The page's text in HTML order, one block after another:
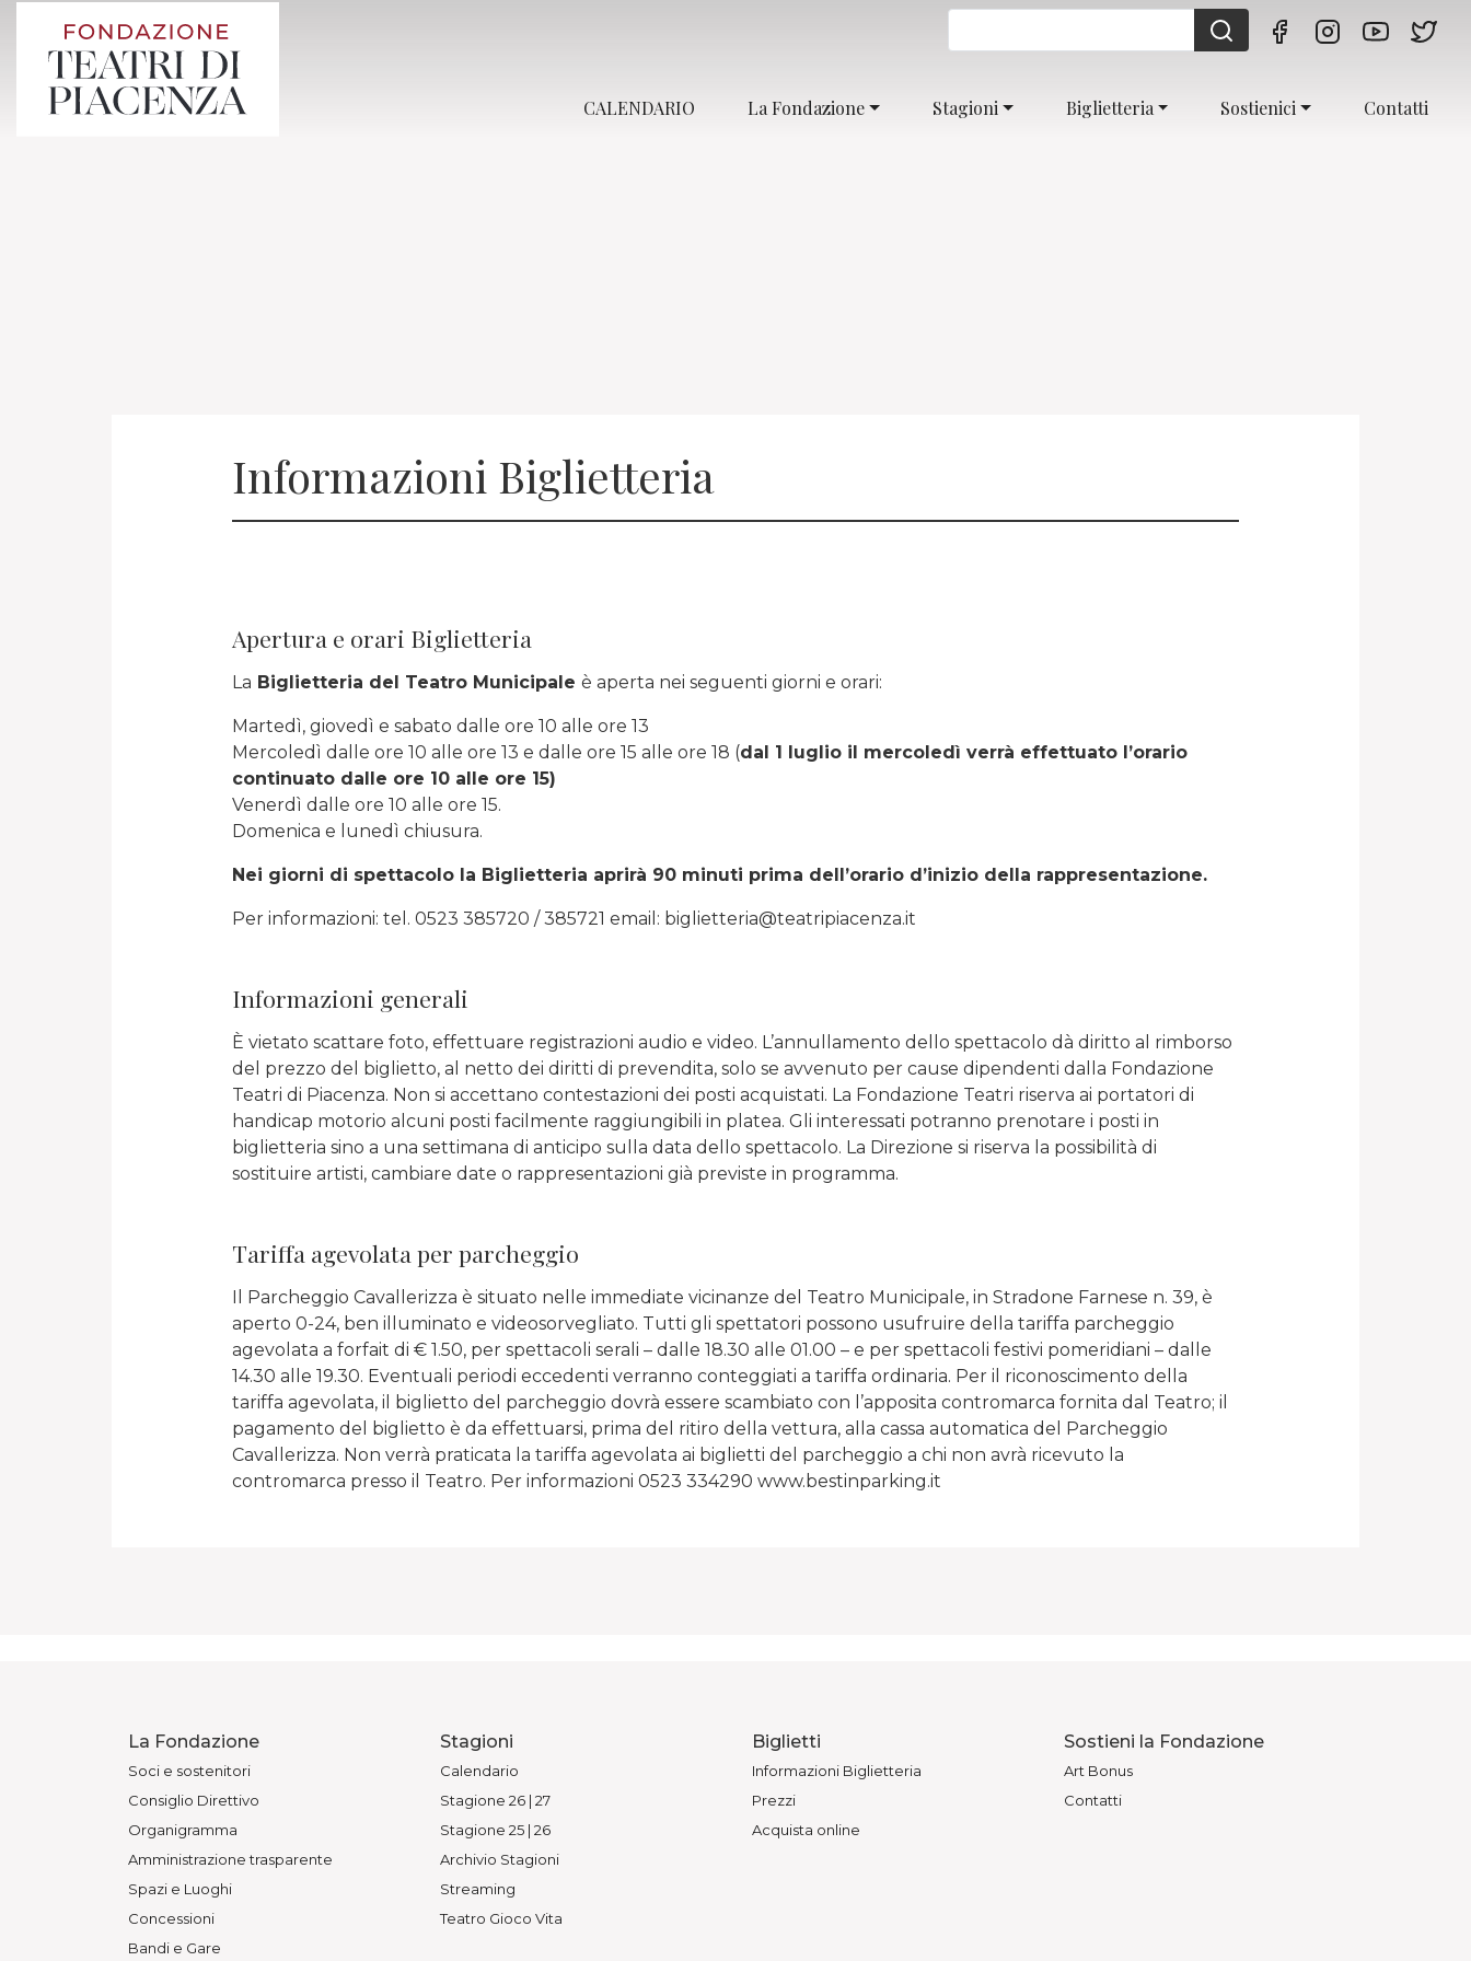
CALENDARIO La Fondazione Stagioni Biglietteria Sostienici Contatti
Informazioni Biglietteria
Apertura e orari Biglietteria
La Biglietteria del Teatro Municipale è aperta nei seguenti giorni e orari:
Martedì, giovedì e sabato dalle ore 10 alle ore 13
Mercoledì dalle ore 10 alle ore 13 e dalle ore 15 alle ore 18 (dal 1 luglio il mercoledì verrà effettuato l’orario
continuato dalle ore 10 alle ore 15)
Venerdì dalle ore 10 alle ore 15.
Domenica e lunedì chiusura.
Nei giorni di spettacolo la Biglietteria aprirà 90 minuti prima dell’orario d’inizio della rappresentazione.
Per informazioni: tel. 0523 385720 / 385721 email: biglietteria@teatripiacenza.it
Informazioni generali
È vietato scattare foto, effettuare registrazioni audio e video. L’annullamento dello spettacolo dà diritto al rimborso
del prezzo del biglietto, al netto dei diritti di prevendita, solo se avvenuto per cause dipendenti dalla Fondazione
Teatri di Piacenza. Non si accettano contestazioni dei posti acquistati. La Fondazione Teatri riserva ai portatori di
handicap motorio alcuni posti facilmente raggiungibili in platea. Gli interessati potranno prenotare i posti in
biglietteria sino a una settimana di anticipo sulla data dello spettacolo. La Direzione si riserva la possibilità di
sostituire artisti, cambiare date o rappresentazioni già previste in programma.
Tariffa agevolata per parcheggio
Il Parcheggio Cavallerizza è situato nelle immediate vicinanze del Teatro Municipale, in Stradone Farnese n. 39, è
aperto 0-24, ben illuminato e videosorvegliato. Tutti gli spettatori possono usufruire della tariffa parcheggio
agevolata a forfait di € 1.50, per spettacoli serali – dalle 18.30 alle 01.00 – e per spettacoli festivi pomeridiani – dalle
14.30 alle 19.30. Eventuali periodi eccedenti verranno conteggiati a tariffa ordinaria. Per il riconoscimento della
tariffa agevolata, il biglietto del parcheggio dovrà essere scambiato con l’apposita contromarca fornita dal Teatro; il
pagamento del biglietto è da effettuarsi, prima del ritiro della vettura, alla cassa automatica del Parcheggio
Cavallerizza. Non verrà praticata la tariffa agevolata ai biglietti del parcheggio a chi non avrà ricevuto la
contromarca presso il Teatro. Per informazioni 0523 334290 www.bestinparking.it
La Fondazione
Soci e sostenitori
Consiglio Direttivo
Organigramma
Amministrazione trasparente
Spazi e Luoghi
Concessioni
Bandi e Gare
Stagioni
Calendario
Stagione 26 | 27
Stagione 25 | 26
Archivio Stagioni
Streaming
Teatro Gioco Vita
Biglietti
Informazioni Biglietteria
Prezzi
Acquista online
Sostieni la Fondazione
Art Bonus
Contatti